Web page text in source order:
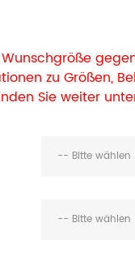
zu Größen,
Sie weiter
-- Bitte
-- Bitte